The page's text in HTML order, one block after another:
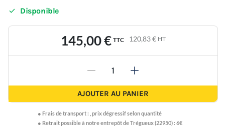
 Disponible
145,00 € TTC 120,83 € HT
- +
AJOUTER AU PANIER
● Frais de transport : prix dégressif selon quantité
● Retrait possible à notre entrepôt de Trégueux (22950) : 6€